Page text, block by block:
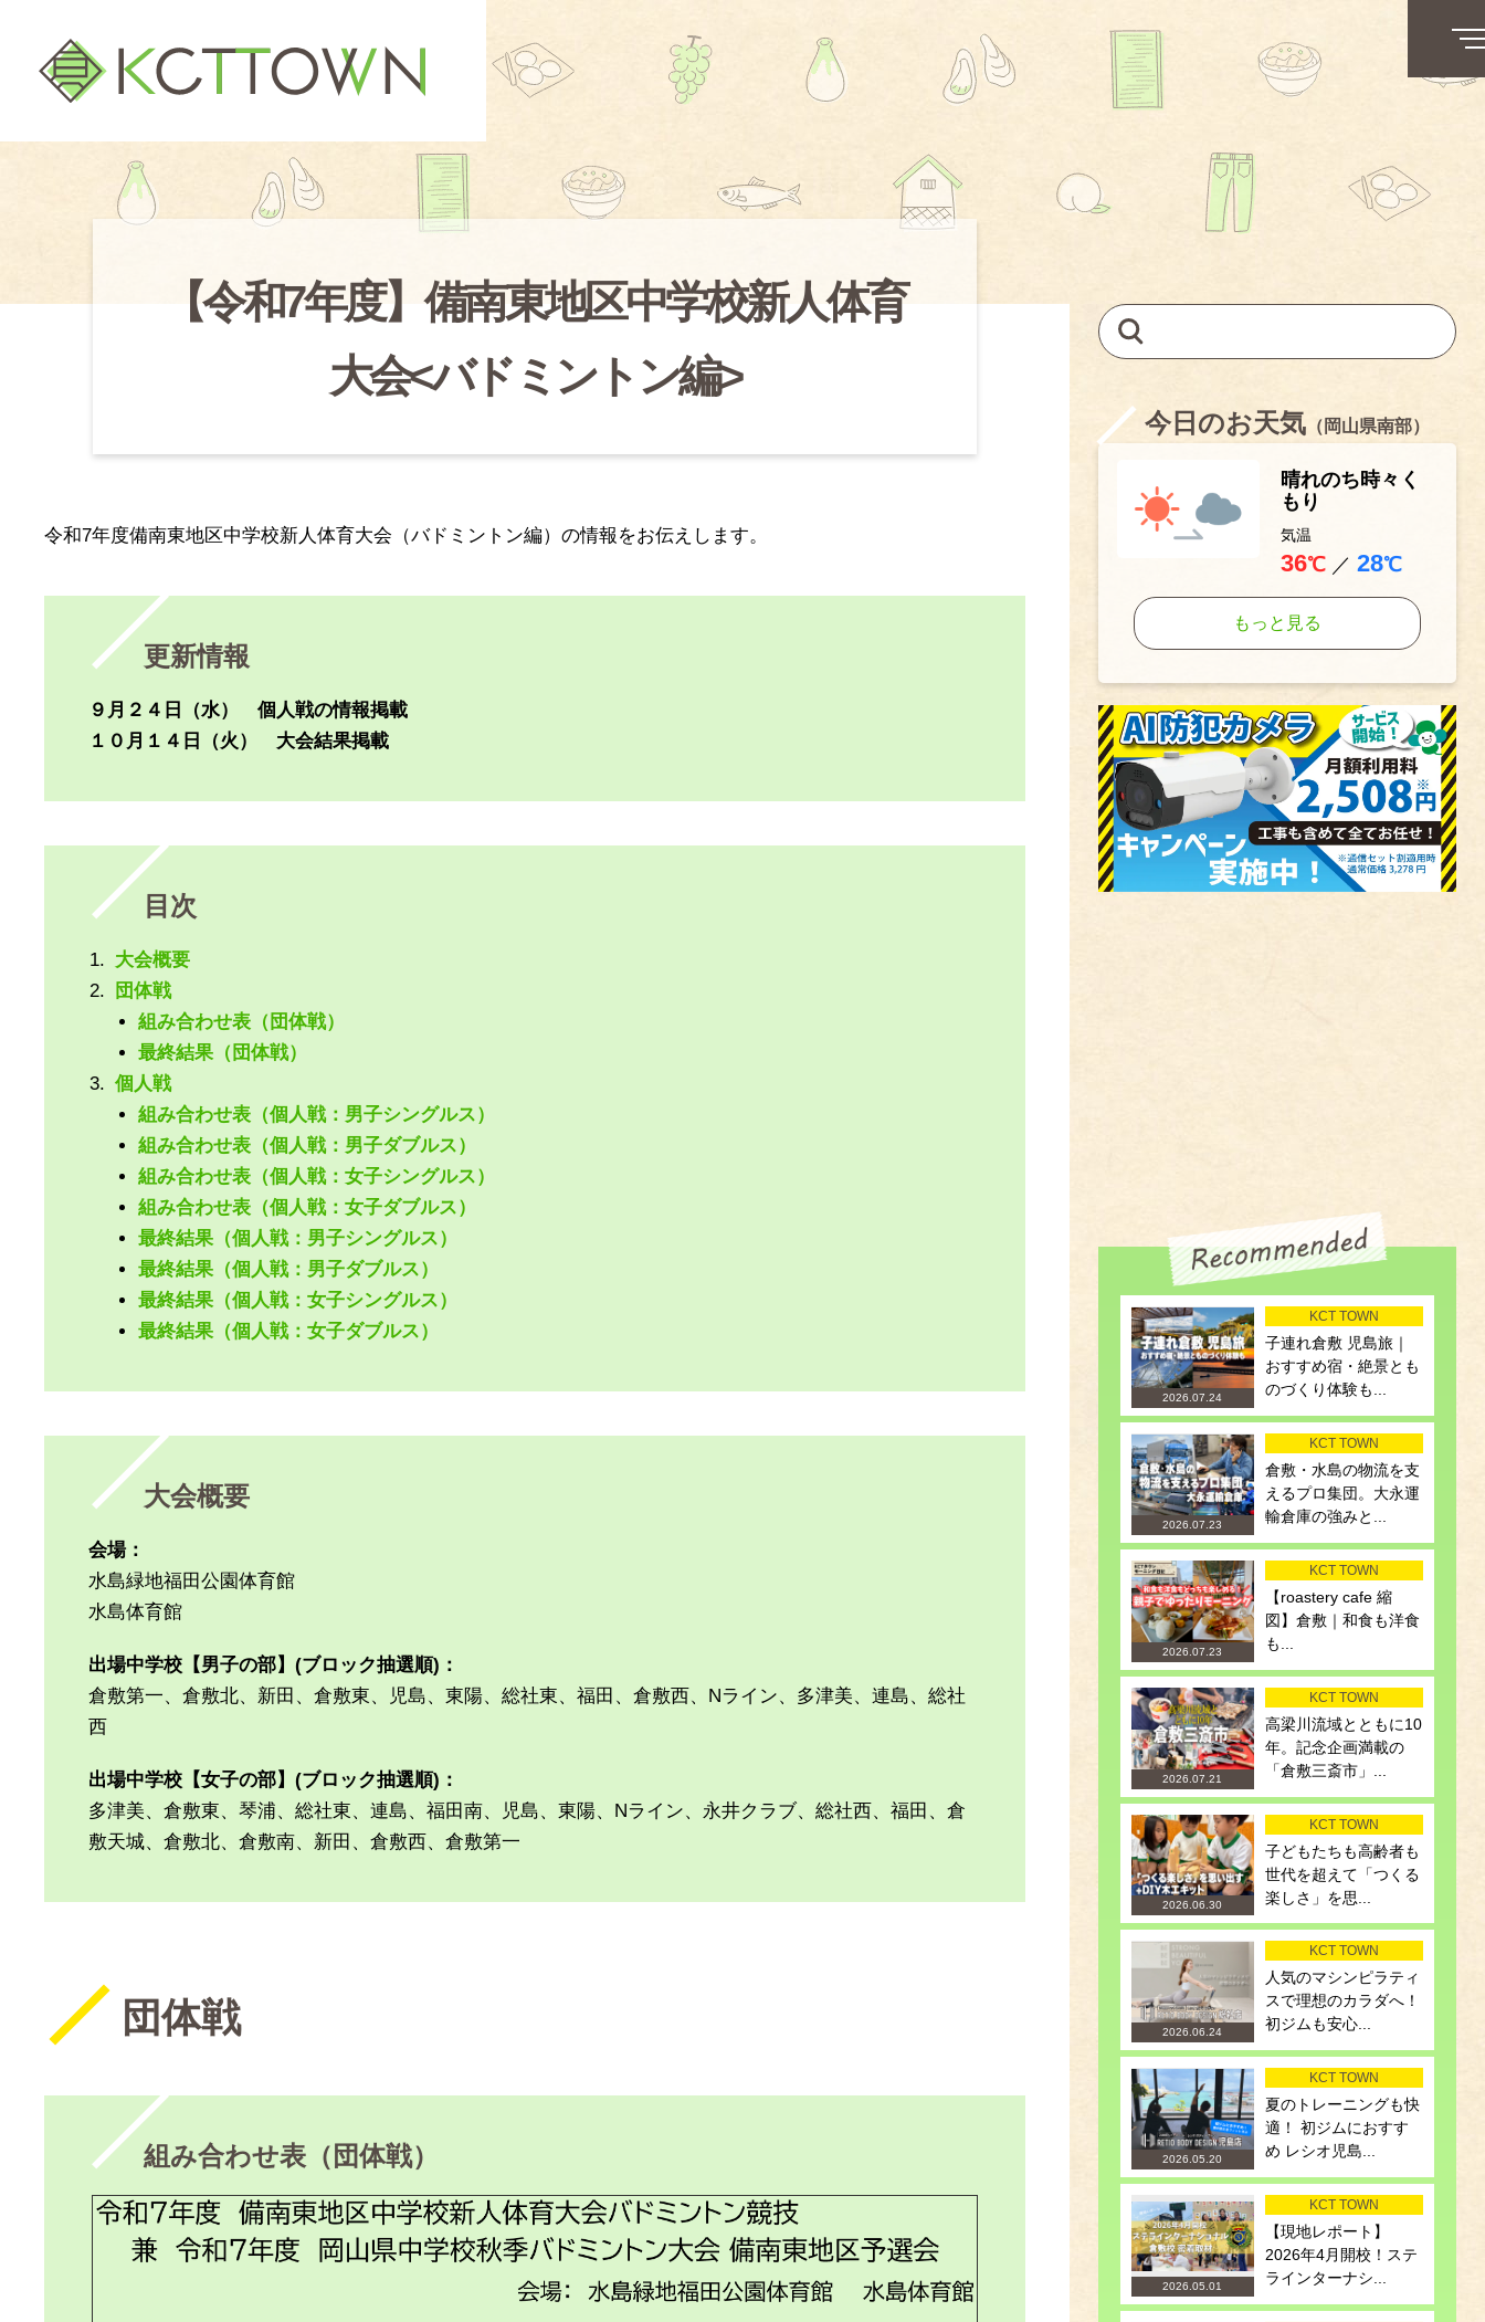
【令和7年度】備南東地区中学校新人体育
大会<バドミントン編>
令和7年度備南東地区中学校新人体育大会（バドミントン編）の情報をお伝えします。
更新情報
９月２４日（水） 個人戦の情報掲載
１０月１４日（火） 大会結果掲載
目次
大会概要
団体戦
組み合わせ表（団体戦）
最終結果（団体戦）
個人戦
組み合わせ表（個人戦：男子シングルス）
組み合わせ表（個人戦：男子ダブルス）
組み合わせ表（個人戦：女子シングルス）
組み合わせ表（個人戦：女子ダブルス）
最終結果（個人戦：男子シングルス）
最終結果（個人戦：男子ダブルス）
最終結果（個人戦：女子シングルス）
最終結果（個人戦：女子ダブルス）
大会概要
会場：
水島緑地福田公園体育館
水島体育館
出場中学校【男子の部】(ブロック抽選順)：
倉敷第一、倉敷北、新田、倉敷東、児島、東陽、総社東、福田、倉敷西、Nライン、多津美、連島、総社
西
出場中学校【女子の部】(ブロック抽選順)：
多津美、倉敷東、琴浦、総社東、連島、福田南、児島、東陽、Nライン、永井クラブ、総社西、福田、倉
敷天城、倉敷北、倉敷南、新田、倉敷西、倉敷第一
団体戦
組み合わせ表（団体戦）
今日のお天気 （岡山県南部）
晴れのち時々く
もり
気温
36℃ ／28℃
もっと見る
2026.07.24
KCT TOWN
子連れ倉敷 児島旅｜
おすすめ宿・絶景とも
のづくり体験も...
2026.07.23
KCT TOWN
倉敷・水島の物流を支
えるプロ集団。大永運
輸倉庫の強みと...
2026.07.23
KCT TOWN
【roastery cafe 縮
図】倉敷｜和食も洋食
も...
2026.07.21
KCT TOWN
高梁川流域とともに10
年。記念企画満載の
「倉敷三斎市」...
2026.06.30
KCT TOWN
子どもたちも高齢者も
世代を超えて「つくる
楽しさ」を思...
2026.06.24
KCT TOWN
人気のマシンピラティ
スで理想のカラダへ！
初ジムも安心...
2026.05.20
KCT TOWN
夏のトレーニングも快
適！ 初ジムにおすす
め レシオ児島...
2026.05.01
KCT TOWN
【現地レポート】
2026年4月開校！ステ
ラインターナシ...